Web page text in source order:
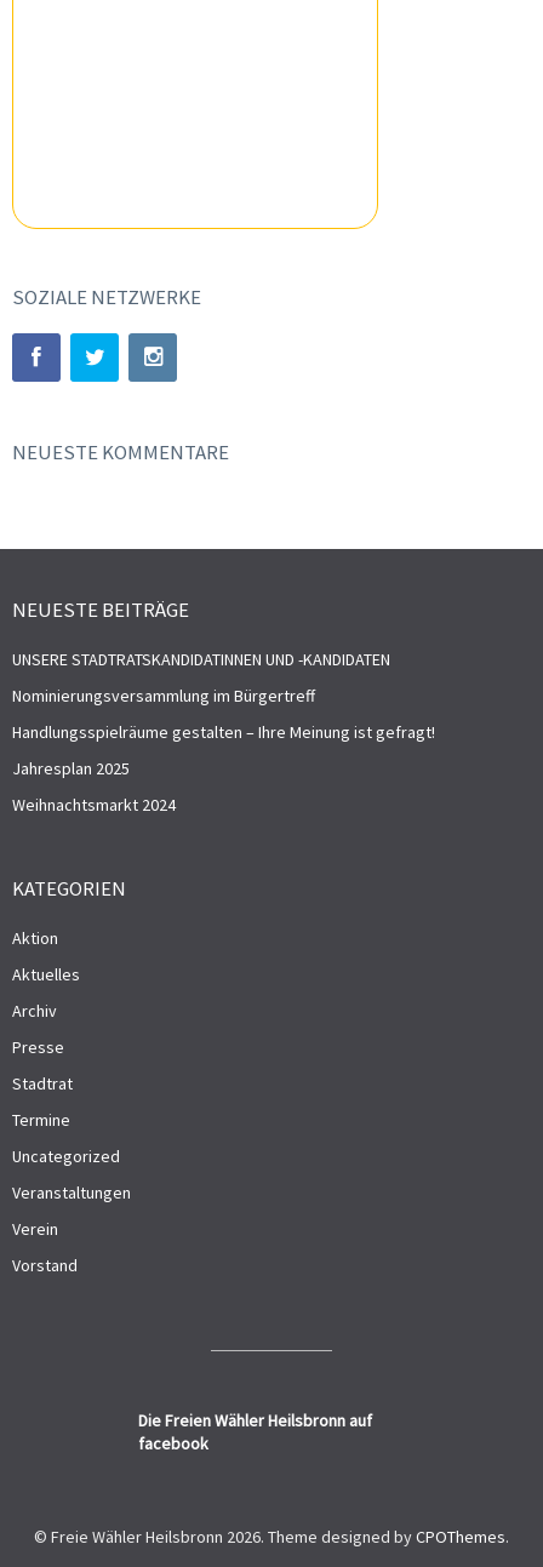
SOZIALE NETZWERKE
NEUESTE KOMMENTARE
NEUESTE BEITRÄGE
UNSERE STADTRATSKANDIDATINNEN UND -KANDIDATEN
Nominierungsversammlung im Bürgertreff
Handlungsspielräume gestalten – Ihre Meinung ist gefragt!
Jahresplan 2025
Weihnachtsmarkt 2024
KATEGORIEN
Aktion
Aktuelles
Archiv
Presse
Stadtrat
Termine
Uncategorized
Veranstaltungen
Verein
Vorstand
Die Freien Wähler Heilsbronn auf
facebook
© Freie Wähler Heilsbronn 2026. Theme designed byCPOThemes.